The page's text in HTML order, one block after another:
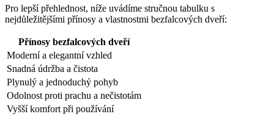
Pro lepší přehlednost, níže uvádíme stručnou tabulku s
nejdůležitějšími přínosy a vlastnostmi bezfalcových dveří:
Přínosy bezfalcových dveří
Moderní a elegantní vzhled
Snadná údržba a čistota
Plynulý a jednoduchý pohyb
Odolnost proti prachu a nečistotám
Vyšší komfort při používání